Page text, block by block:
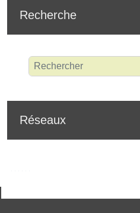
Recherche
Réseaux